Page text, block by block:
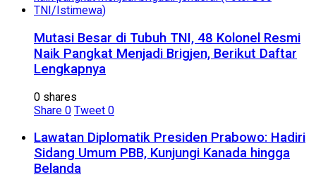
Mutasi Besar di Tubuh TNI, 48 Kolonel Resmi
Naik Pangkat Menjadi Brigjen, Berikut Daftar
Lengkapnya
0 shares
Share 0 Tweet 0
Lawatan Diplomatik Presiden Prabowo: Hadiri
Sidang Umum PBB, Kunjungi Kanada hingga
Belanda